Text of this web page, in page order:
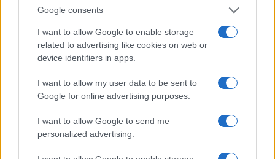
Google consents
I want to allow Google to enable storage
related to advertising like cookies on web or
device identifiers in apps.
I want to allow my user data to be sent to
Google for online advertising purposes.
I want to allow Google to send me
personalized advertising.
Di certo una forte incidenza è arrivata
dall’andamento dei mercati finanziari nel corso
del 2018 che hanno picchiato duro soprattutto
nella seconda parte dell’anno, a dicembre in
particolare. La tabella, infatti evidenzia come
proprio alla voce“Azioni e Partecipazioni”
stata contabilizzata la perdita più consistente, una